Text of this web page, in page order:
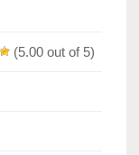
(5.00 out of 5)